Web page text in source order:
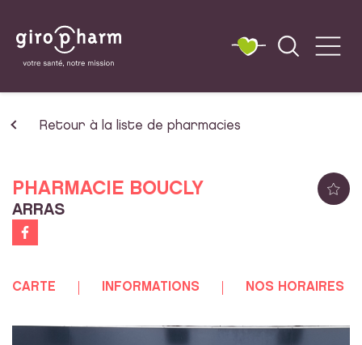
Retour à la liste de pharmacies
PHARMACIE BOUCLY
ARRAS
CARTE INFORMATIONS NOS HORAIRES